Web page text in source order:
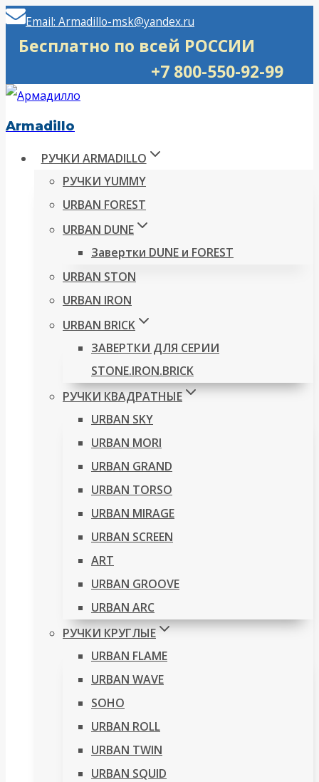
Перейти
Email: Armadillo-msk@yandex.ru
Бесплатно по всей РОССИИ
+7 800-550-92-99
Armadillo
РУЧКИ ARMADILLO
РУЧКИ YUMMY
URBAN FOREST
URBAN DUNE
Завертки DUNE и FOREST
URBAN STON
URBAN IRON
URBAN BRICK
ЗАВЕРТКИ ДЛЯ СЕРИИ
STONE.IRON.BRICK
РУЧКИ КВАДРАТНЫЕ
URBAN SKY
URBAN MORI
URBAN GRAND
URBAN TORSO
URBAN MIRAGE
URBAN SCREEN
ART
URBAN GROOVE
URBAN ARC
РУЧКИ КРУГЛЫЕ
URBAN FLAME
URBAN WAVE
SOHO
URBAN ROLL
URBAN TWIN
URBAN SQUID